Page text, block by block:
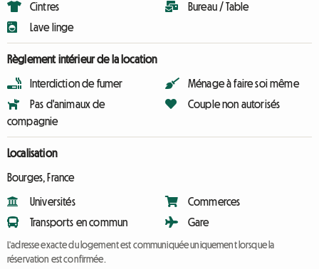
Cintres
Lave linge
Bureau / Table
Règlement intérieur de la location
Interdiction de fumer
Pas d'animaux de
compagnie
Ménage à faire soi même
Couple non autorisés
Localisation
Bourges, France
Universités
Transports en commun
Commerces
Gare
L'adresse exacte du logement est communiquée uniquement lorsque la
réservation est confirmée.